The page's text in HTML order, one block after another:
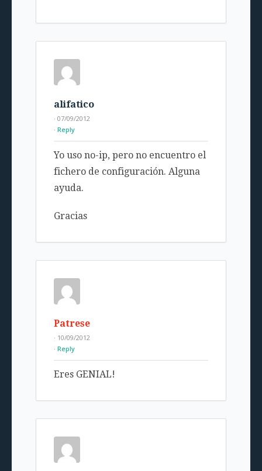
alifatico
· 07/09/2012
Reply
Yo uso no-ip, pero no encuentro el
fichero de configuración. Alguna
ayuda.
Gracias
Patrese
· 10/09/2012
Reply
Eres GENIAL!